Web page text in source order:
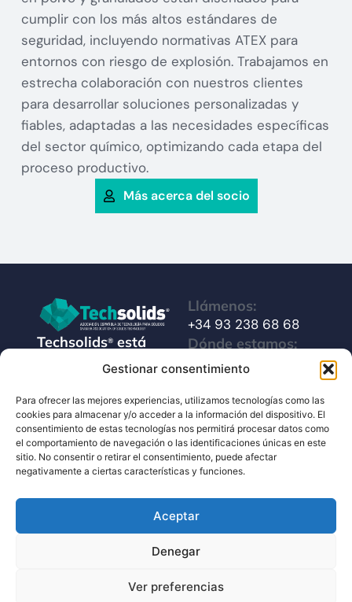
Gestionar consentimiento
Para ofrecer las mejores experiencias, utilizamos tecnologías como las
cookies para almacenar y/o acceder a la información del dispositivo. El
consentimiento de estas tecnologías nos permitirá procesar datos como
el comportamiento de navegación o las identificaciones únicas en este
sitio. No consentir o retirar el consentimiento, puede afectar
negativamente a ciertas características y funciones.
Aceptar
Denegar
Ver preferencias
cumplir con los más altos estándares de
seguridad, incluyendo normativas ATEX para
entornos con riesgo de explosión. Trabajamos en
estrecha colaboración con nuestros clientes
para desarrollar soluciones personalizadas y
fiables, adaptadas a las necesidades específicas
del sector químico, optimizando cada etapa del
proceso productivo.
Más acerca del socio
Techsolids®está
formado por las
integran toda la
tecnología y los
servicios para el
procesamiento de
materiales
granulados y
Llámenos:
+34 93 238 68 68
Dónde estamos:
C/ Francisco Giner,
08012 Barcelona
Escríbanos:
info@techsolids.com
Síganos en redes
sociales
©2026 Techsolids® - Todos los derechos reservados
Política de Privacidad de DatosPolítica de Cookies